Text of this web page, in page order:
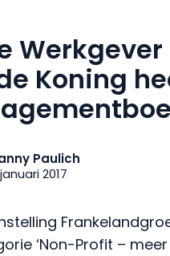
Koning
Paulich
januari 2017
‘Non-Profit –